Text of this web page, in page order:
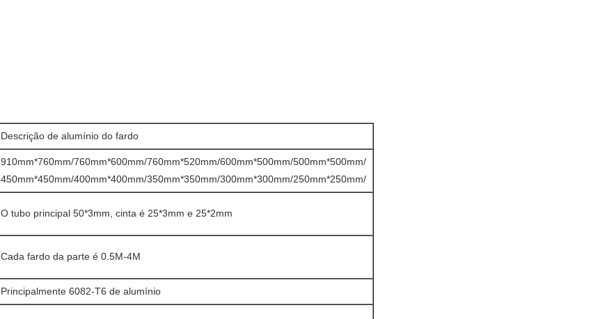
Descrição de alumínio do fardo
910mm*760mm/760mm*600mm/760mm*520mm/600mm*500mm/500mm*500mm/
450mm*450mm/400mm*400mm/350mm*350mm/300mm*300mm/250mm*250mm/
O tubo principal 50*3mm, cinta é 25*3mm e 25*2mm
Cada fardo da parte é 0.5M-4M
Principalmente 6082-T6 de alumínio